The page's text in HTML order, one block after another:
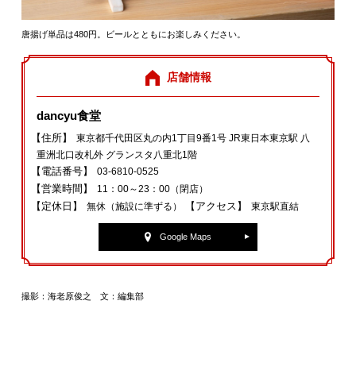
唐揚げ単品は480円。ビールとともにお楽しみください。
店舗情報
dancyu食堂
【住所】
東京都千代田区丸の内1丁目9番1号 JR東日本東京駅 八
重洲北口改札外 グランスタ八重北1階
【電話番号】 03‐6810‐0525
【営業時間】 11：00～23：00（閉店）
【定休日】 無休（施設に準ずる） 【アクセス】 東京駅直結
Google Maps
撮影：海老原俊之 文：編集部